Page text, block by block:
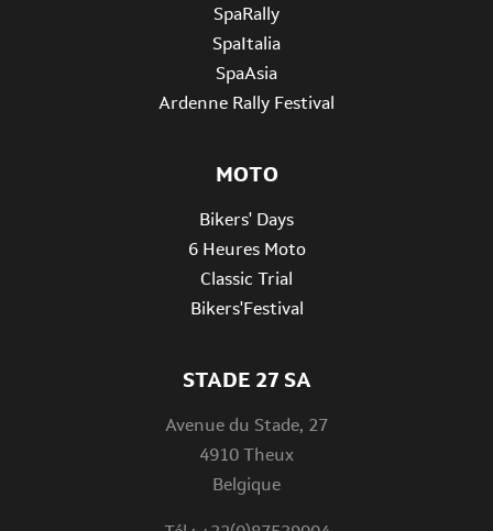
STADE 27 SA
Avenue du Stade, 27
4910 Theux
Belgique
SpaRally
SpaItalia
SpaAsia
Ardenne Rally Festival
MOTO
Bikers' Days
6 Heures Moto
Classic Trial
Bikers'Festival